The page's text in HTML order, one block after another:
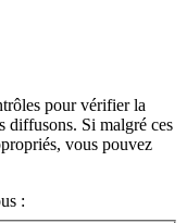
pour vérifier la
diffusons. Si malgré ces
vous pouvez
: